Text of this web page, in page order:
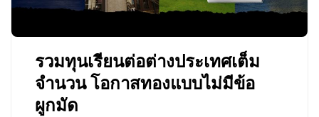
รวมทุนเรียนต่อต่างประเทศเต็ม
จำนวน โอกาสทองแบบไม่มีข้อ
ผูกมัด